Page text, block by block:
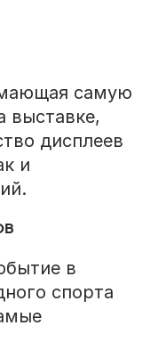
самую
выставке,
дисплеев
и
в
спорта